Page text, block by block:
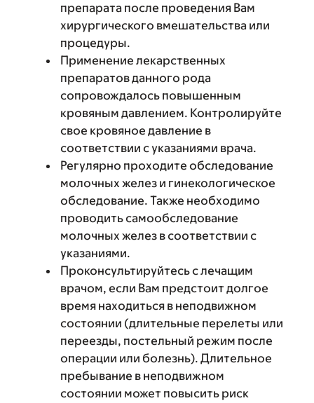
препарата после проведения Вам
хирургического вмешательства или
процедуры.
Применение лекарственных
препаратов данного рода
сопровождалось повышенным
кровяным давлением. Контролируйте
свое кровяное давление в
соответствии с указаниями врача.
Регулярно проходите обследование
молочных желез и гинекологическое
обследование. Также необходимо
проводить самообследование
молочных желез в соответствии с
указаниями.
Проконсультируйтесь с лечащим
врачом, если Вам предстоит долгое
время находиться в неподвижном
состоянии (длительные перелеты или
переезды, постельный режим после
операции или болезнь). Длительное
пребывание в неподвижном
состоянии может повысить риск